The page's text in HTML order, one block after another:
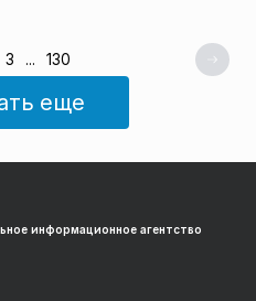
3 ... 130
еще
информационное агентство